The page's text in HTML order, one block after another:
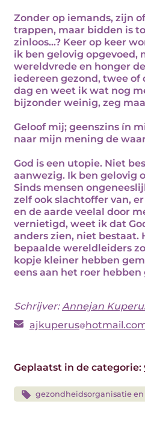
Zonder op iemands, zijn
trappen, maar bidden is
zinloos...? Keer op keer
ik ben gelovig opgevoed,
wereldvrede en honger
iedereen gezond, twee
dag en weet ik wat nog
bijzonder weinig, zeg
Geloof mij; geenszins ín
naar mijn mening de
God is een utopie. Niet
aanwezig. Ik ben gelovig
Sinds mensen
zelf ook slachtoffer van,
en de aarde veelal door
vernietigd, weet ik dat
anders zien, niet bestaat.
bepaalde wereldleiders
kopje kleiner hebben
eens aan het roer hebben
Schrijver:Annejan
ajkuperus
Geplaatst in de categorie:
gezondheidsorganisatie en